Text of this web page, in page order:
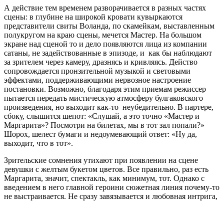
А действие тем временем разворачивается в разных частях
сцены: в глубине на широкой кровати кувыркаются
представители свиты Воланда, по скамейкам, выставленным
полукругом на краю сцены, мечется Мастер. На большом
экране над сценой то и дело появляются лица из компании
сатаны, не задействованные в эпизоде, и как бы наблюдают
за зрителем через камеру, дразнясь и кривляясь. Действо
сопровождается пронзительной музыкой и световыми
эффектами, поддерживающими нервозное настроение
постановки. Возможно, благодаря этим приемам режиссер
пытается передать мистическую атмосферу булгаковского
произведения, но выходит как-то неубедительно. В партере,
сбоку, слышится шепот: «Слушай, а это точно «Мастер и
Маргарита»? Посмотри на билетах, мы в тот зал попали?»
Шорох, шелест бумаги и недоумевающий ответ: «Ну да,
выходит, что в тот».
Зрительские сомнения утихают при появлении на сцене
девушки с желтым букетом цветов. Все правильно, раз есть
Маргарита, значит, спектакль, как минимум, тот. Однако с
введением в него главной героини сюжетная линия почему-то
не выстраивается. Не сразу завязывается и любовная интрига,